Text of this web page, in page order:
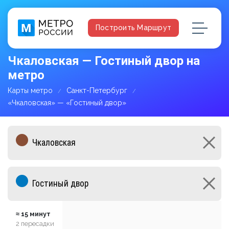
Построить Маршрут
Чкаловская — Гостиный двор на
метро
Карты метро
Санкт-Петербург
«Чкаловская» — «Гостиный двор»
≈ 15 минут
2 пересадки